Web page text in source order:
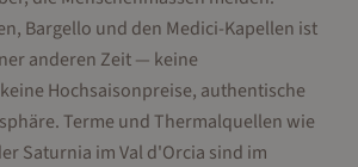
Bargello und den Medici-Kapellen ist
anderen Zeit — keine
Hochsaisonpreise, authentische
Terme und Thermalquellen wie
Saturnia im Val d'Orcia sind im